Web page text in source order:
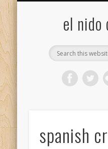
el nido
spanish